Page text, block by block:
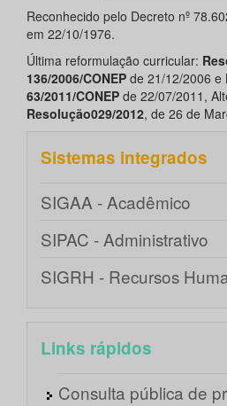
Reconhecido pelo Decreto nº
em 22/10/1976.
Última reformulação curricular:
136/2006/CONEP de 21/12/2006 e
63/2011/CONEP de 22/07/2011,
Resolução029/2012, de 26 de
Sistemas integrados
SIGAA - Acadêmico
SIPAC - Administrativo
SIGRH - Recursos
Links rápidos
Consulta pública de